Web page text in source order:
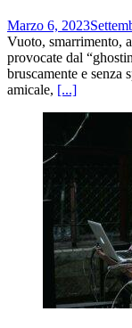
Marzo 6, 2023
Vuoto, smarrimento,
provocate dal
bruscamente e senza
amicale, [...]